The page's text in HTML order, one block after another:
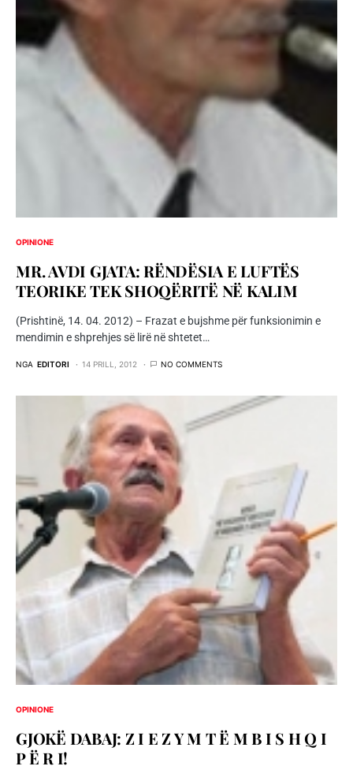
OPINIONE
MR. AVDI GJATA: RËNDËSIA E LUFTËS
TEORIKE TEK SHOQËRITË NË KALIM
(Prishtinë, 14. 04. 2012) – Frazat e bujshme për funksionimin e
mendimin e shprehjes së lirë në shtetet…
NGA EDITORI 14 PRILL, 2012 NO COMMENTS
OPINIONE
GJOKË DABAJ: Z I E Z Y M T Ë M B I S H Q I
P Ë R I!